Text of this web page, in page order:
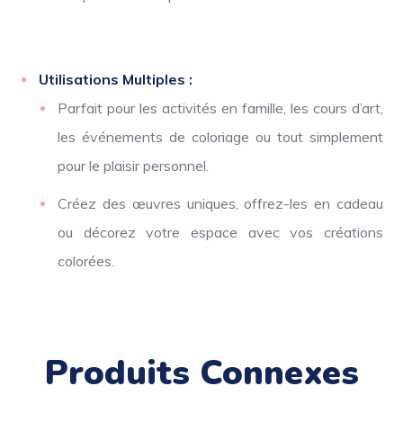
Utilisations Multiples :
Parfait pour les activités en famille, les cours d’art,
les événements de coloriage ou tout simplement
pour le plaisir personnel.
Créez des œuvres uniques, offrez-les en cadeau
ou décorez votre espace avec vos créations
colorées.
Produits Connexes